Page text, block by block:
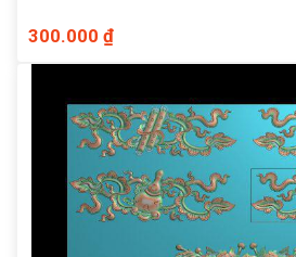
300.000 ₫